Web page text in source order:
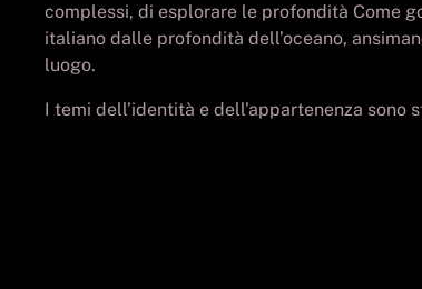
complessi, di esplorare le profondità Come
italiano dalle profondità dell’oceano,
luogo.
I temi dell’identità e dell’appartenenza